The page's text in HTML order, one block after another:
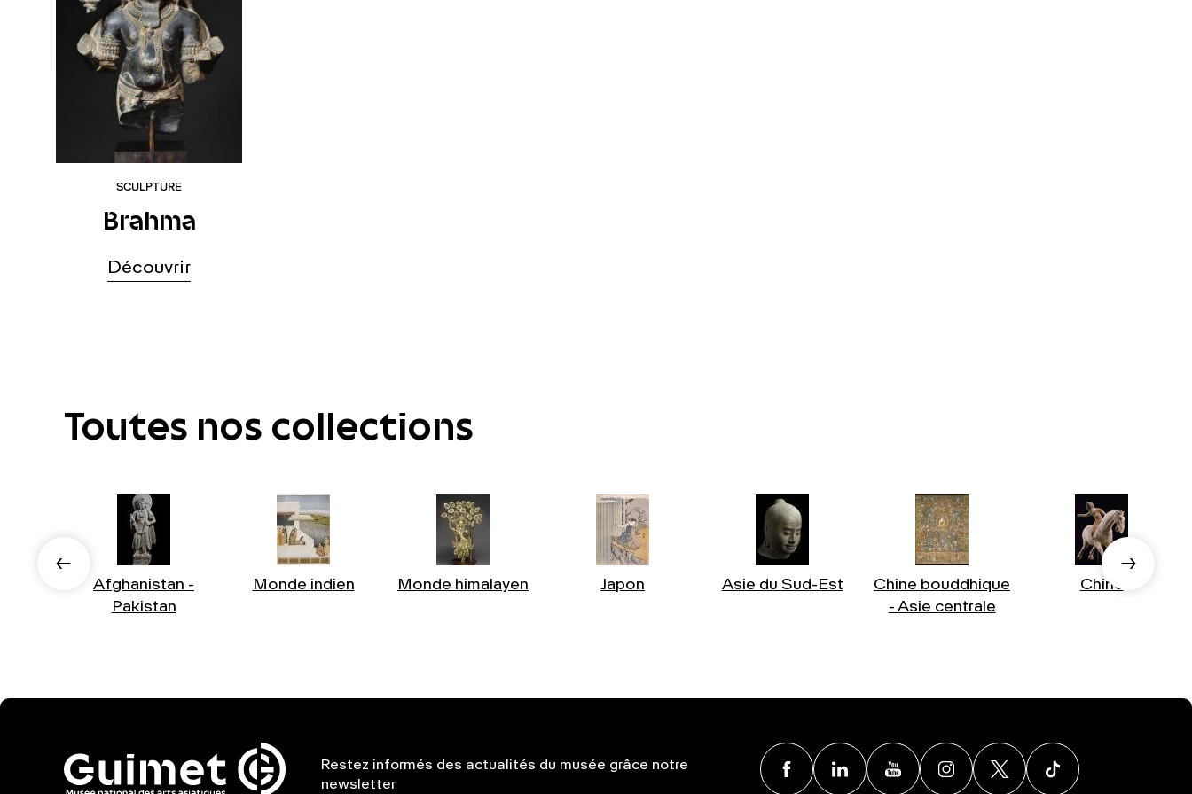
SCULPTURE
Brahma
Découvrir
Toutes nos collections
Afghanistan -
Pakistan
Monde indien Monde himalayen Japon Asie du Sud-Est
Chine bouddhique
- Asie centrale
Chine
Restez informés des actualités du musée grâce notre
newsletter
FacebookLinkedin Youtube Instagram